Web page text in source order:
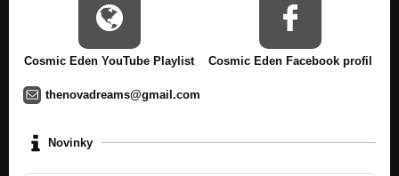
Cosmic Eden YouTube Playlist Cosmic Eden Facebook profil
thenovadreams@gmail.com
Novinky